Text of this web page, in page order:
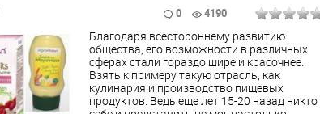
0 4190
Благодаря всестороннему развитию
общества, его возможности в различных
сферах стали гораздо шире и красочнее.
Взять к примеру такую отрасль, как
кулинария и производство пищевых
продуктов. Ведь еще лет 15-20 назад никто